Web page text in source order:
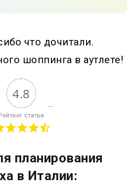
что дочитали.
шоппинга в аутлете!
4.8
Рейтинг статьи
планирования
в Италии: